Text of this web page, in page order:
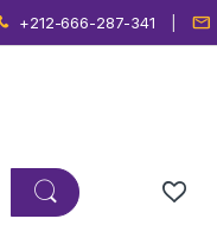
+212-666-287-341